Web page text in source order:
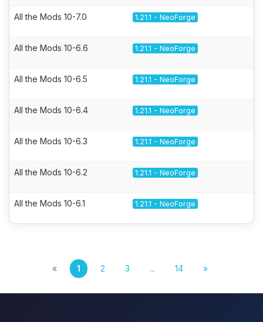
All the Mods 10-7.0 1.21.1 - NeoForge
All the Mods 10-6.6 1.21.1 - NeoForge
All the Mods 10-6.5 1.21.1 - NeoForge
All the Mods 10-6.4 1.21.1 - NeoForge
All the Mods 10-6.3 1.21.1 - NeoForge
All the Mods 10-6.2 1.21.1 - NeoForge
All the Mods 10-6.1 1.21.1 - NeoForge
« 1 2 3 ... 14 »